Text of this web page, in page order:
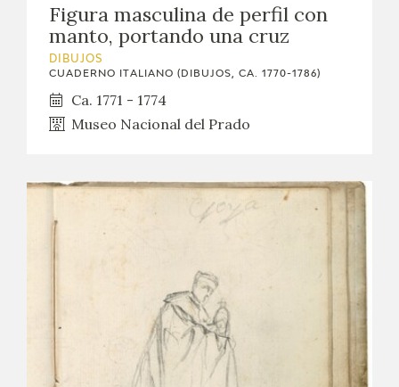
CEDEA
RECURSOS EDUCATIVOS
FICHAS ARASAAC
Figura masculina de perfil con
manto, portando una cruz
DIBUJOS
CUADERNO ITALIANO (DIBUJOS, CA. 1770-1786)
Ca. 1771 - 1774
Museo Nacional del Prado